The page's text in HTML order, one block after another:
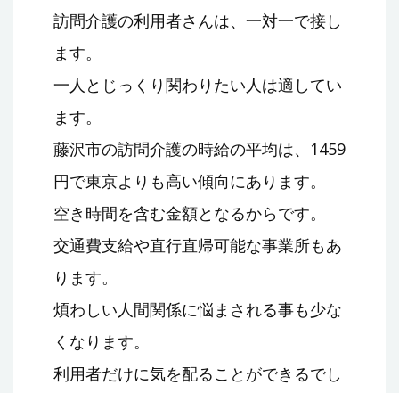
訪問介護の利用者さんは、一対一で接し
ます。
一人とじっくり関わりたい人は適してい
ます。
藤沢市の訪問介護の時給の平均は、1459
円で東京よりも高い傾向にあります。
空き時間を含む金額となるからです。
交通費支給や直行直帰可能な事業所もあ
ります。
煩わしい人間関係に悩まされる事も少な
くなります。
利用者だけに気を配ることができるでし